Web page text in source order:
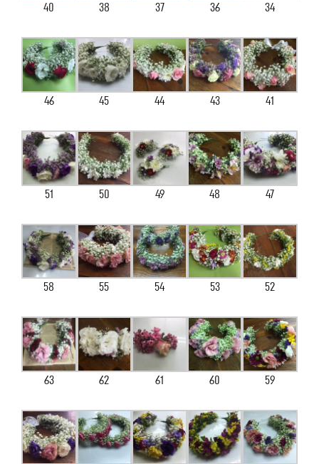
34
36
37
38
40
41
43
44
45
46
47
48
49
50
51
52
53
54
55
58
59
60
61
62
63